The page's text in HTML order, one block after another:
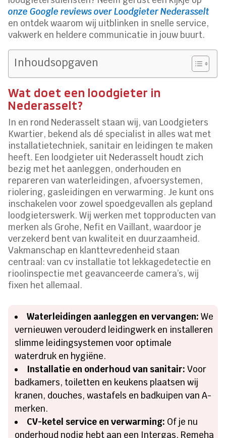
onze Google reviews over Loodgieter Nederasselt
en ontdek waarom wij uitblinken in snelle service,
vakwerk en heldere communicatie in jouw buurt.
Inhoudsopgaven
Wat doet een loodgieter in
Nederasselt?
In en rond Nederasselt staan wij, van Loodgieters
Kwartier, bekend als dé specialist in alles wat met
installatietechniek, sanitair en leidingen te maken
heeft. Een loodgieter uit Nederasselt houdt zich
bezig met het aanleggen, onderhouden en
repareren van waterleidingen, afvoersystemen,
riolering, gasleidingen en verwarming. Je kunt ons
inschakelen voor zowel spoedgevallen als gepland
loodgieterswerk. Wij werken met topproducten van
merken als Grohe, Nefit en Vaillant, waardoor je
verzekerd bent van kwaliteit en duurzaamheid.
Vakmanschap en klanttevredenheid staan
centraal: van cv installatie tot lekkagedetectie en
rioolinspectie met geavanceerde camera’s, wij
fixen het allemaal.
Waterleidingen aanleggen en vervangen: We
vernieuwen verouderd leidingwerk en installeren
slimme leidingsystemen voor optimale
waterdruk en hygiëne.
Installatie en onderhoud van sanitair: Voor
badkamers, toiletten en keukens plaatsen wij
kranen, douches, wastafels en badkuipen van A-
merken.
CV-ketel service en verwarming: Of je nu
onderhoud nodig hebt aan een Intergas, Remeha